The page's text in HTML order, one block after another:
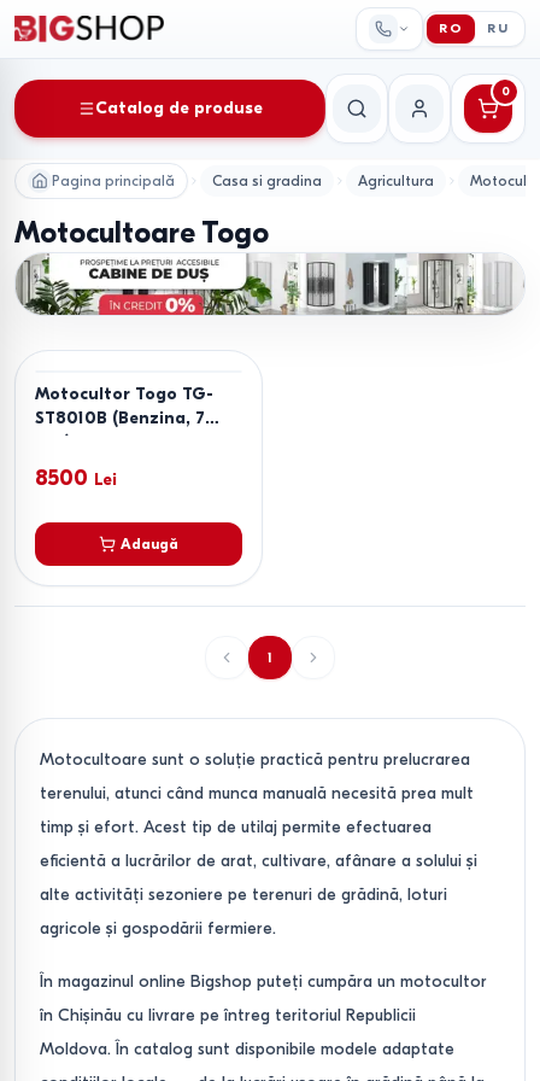
RO RU
Catalog de produse
CăutareContul meu
0
Pagina principală Casa si gradina Agricultura
Motocultoare Togo
Motocultor Togo TG-
ST8010B (Benzina, 7
C.P.)
8500 Lei
Adaugă
1
Motocultoare sunt o soluție practică pentru prelucrarea
terenului, atunci când munca manuală necesită prea mult
timp și efort. Acest tip de utilaj permite efectuarea
eficientă a lucrărilor de arat, cultivare, afânare a solului și
alte activități sezoniere pe terenuri de grădină, loturi
agricole și gospodării fermiere.
În magazinul online Bigshop puteți cumpăra un motocultor
în Chișinău cu livrare pe întreg teritoriul Republicii
Moldova. În catalog sunt disponibile modele adaptate